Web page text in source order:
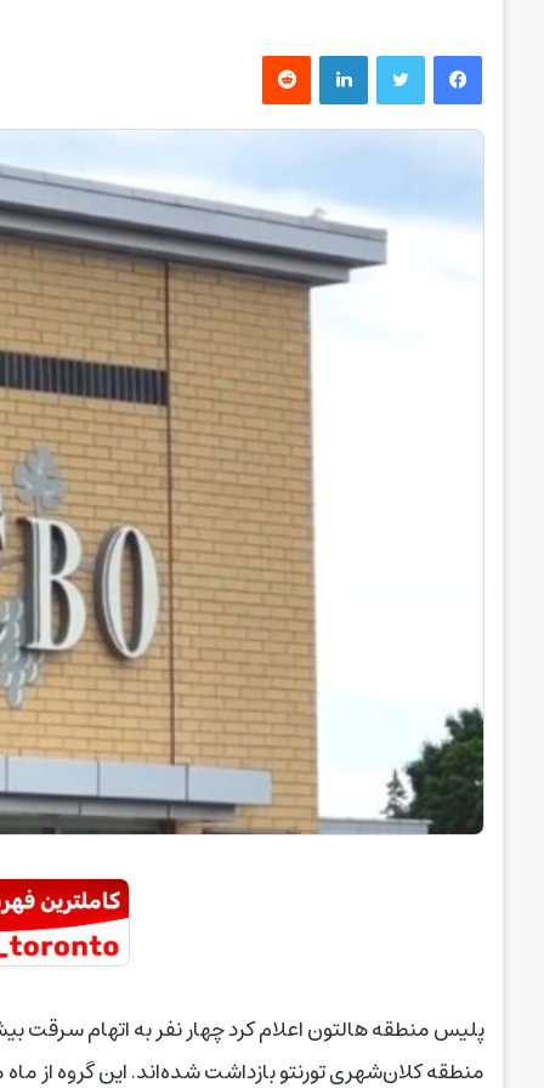
فیس بوک توییتر لینکدین‫رددیت